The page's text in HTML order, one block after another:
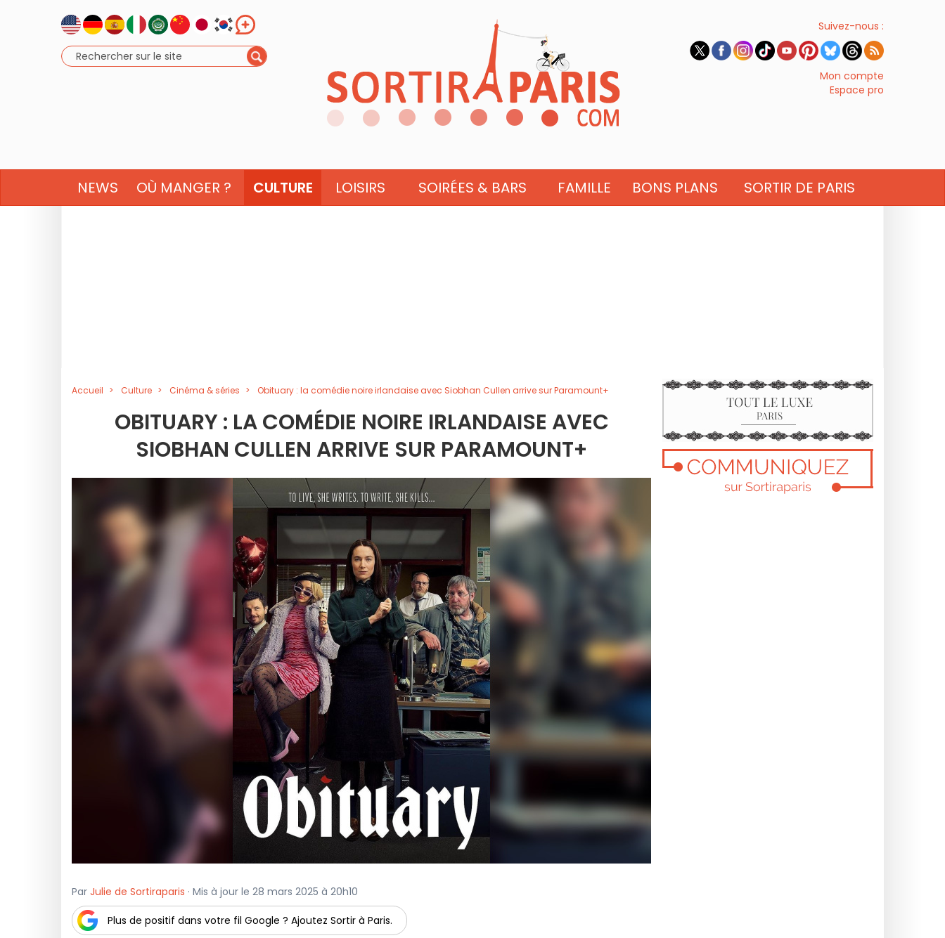
Suivez-nous :
Mon compte
Espace pro
NEWS OÙ MANGER ? CULTURE LOISIRS SOIRÉES & BARS FAMILLE BONS PLANS SORTIR DE PARIS
Accueil Culture Cinéma & séries Obituary : la comédie noire irlandaise avec Siobhan Cullen arrive sur Paramount+
OBITUARY : LA COMÉDIE NOIRE IRLANDAISE AVEC
SIOBHAN CULLEN ARRIVE SUR PARAMOUNT+
Par Julie de Sortiraparis · Mis à jour le 28 mars 2025 à 20h10
Plus de positif dans votre fil Google ? Ajoutez Sortir à Paris.